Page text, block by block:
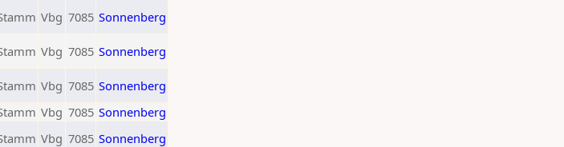
Vbg 7085 Sonnenberg
Vbg 7085 Sonnenberg
Vbg 7085 Sonnenberg
Vbg 7085 Sonnenberg
Vbg 7085 Sonnenberg